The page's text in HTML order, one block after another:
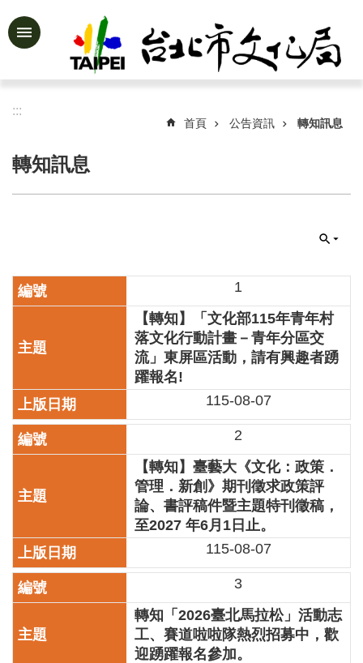
跳到主要內容區塊
進
告
識
文
項
目
臺
藝
文
間
歷
年
文
化
節
:::
首頁 公告資訊 轉知訊息
轉知訊息
1
【轉知】「文化部115年青年村
落文化行動計畫－青年分區交
流」東屏區活動，請有興趣者踴
躍報名!
115-08-07
2
【轉知】臺藝大《文化：政策．
管理．新創》期刊徵求政策評
論、書評稿件暨主題特刊徵稿，
至2027 年6月1日止。
115-08-07
3
轉知「2026臺北馬拉松」活動志
工、賽道啦啦隊熱烈招募中，歡
迎踴躍報名參加。